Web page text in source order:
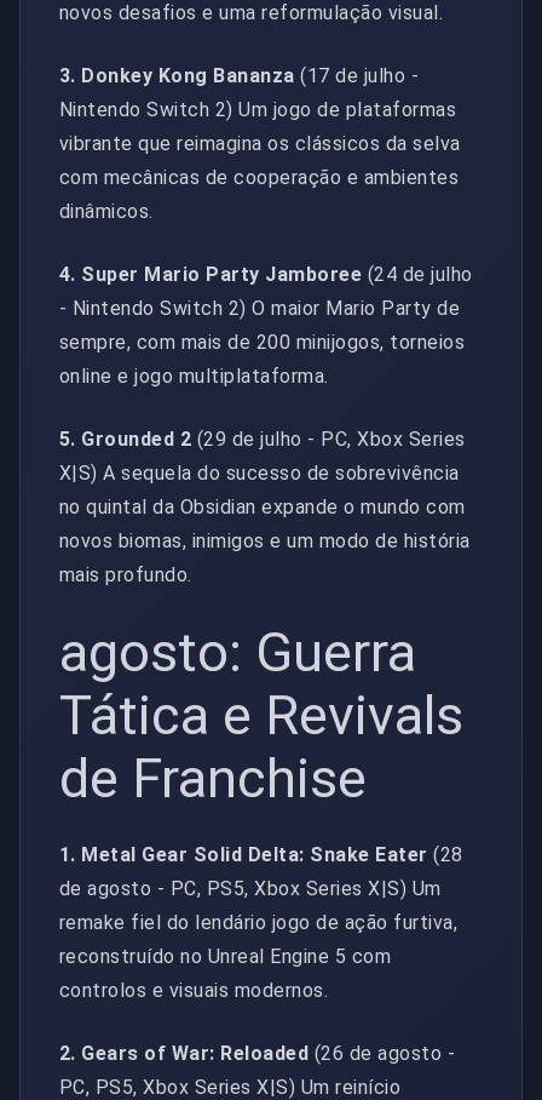
novos desafios e uma reformulação visual.
3. Donkey Kong Bananza (17 de julho -
Nintendo Switch 2) Um jogo de plataformas
vibrante que reimagina os clássicos da selva
com mecânicas de cooperação e ambientes
dinâmicos.
4. Super Mario Party Jamboree (24 de julho
- Nintendo Switch 2) O maior Mario Party de
sempre, com mais de 200 minijogos, torneios
online e jogo multiplataforma.
5. Grounded 2 (29 de julho - PC, Xbox Series
X|S) A sequela do sucesso de sobrevivência
no quintal da Obsidian expande o mundo com
novos biomas, inimigos e um modo de história
mais profundo.
agosto: Guerra
Tática e Revivals
de Franchise
1. Metal Gear Solid Delta: Snake Eater (28
de agosto - PC, PS5, Xbox Series X|S) Um
remake fiel do lendário jogo de ação furtiva,
reconstruído no Unreal Engine 5 com
controlos e visuais modernos.
2. Gears of War: Reloaded (26 de agosto -
PC, PS5, Xbox Series X|S) Um reinício